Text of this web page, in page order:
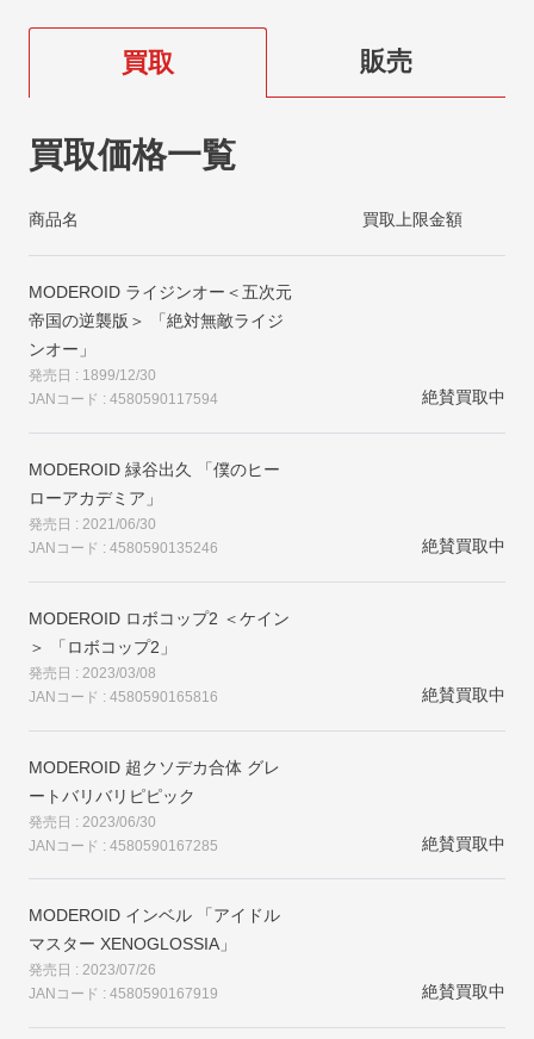
買取 販売
買取価格一覧
商品名 買取上限金額
MODEROID ライジンオー＜五次元
帝国の逆襲版＞ 「絶対無敵ライジ
ンオー」
発売日 : 1899/12/30
JANコード : 4580590117594
絶賛買取中
MODEROID 緑谷出久 「僕のヒー
ローアカデミア」
発売日 : 2021/06/30
JANコード : 4580590135246
絶賛買取中
MODEROID ロボコップ2 ＜ケイン
＞ 「ロボコップ2」
発売日 : 2023/03/08
JANコード : 4580590165816
絶賛買取中
MODEROID 超クソデカ合体 グレ
ートバリバリピピック
発売日 : 2023/06/30
JANコード : 4580590167285
絶賛買取中
MODEROID インベル 「アイドル
マスター XENOGLOSSIA」
発売日 : 2023/07/26
JANコード : 4580590167919
絶賛買取中